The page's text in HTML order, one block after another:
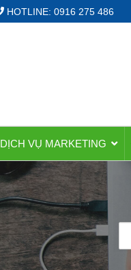
HOTLINE: 0916 275 486
DỊCH VỤ MARKETING